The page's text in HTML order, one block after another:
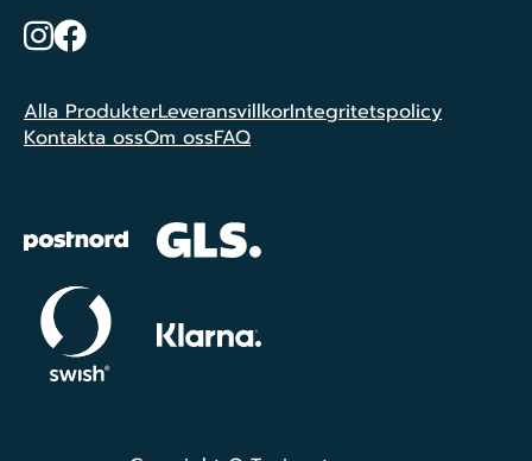
Instagram
Facebook
Alla ProdukterLeveransvillkorIntegritetspolicy
Kontakta ossOm ossFAQ